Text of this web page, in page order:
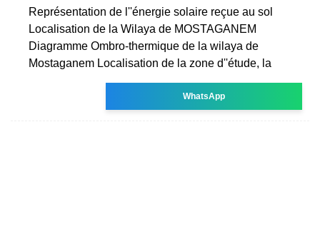
Représentation de l''énergie solaire reçue au sol
Localisation de la Wilaya de MOSTAGANEM
Diagramme Ombro-thermique de la wilaya de
Mostaganem Localisation de la zone d''étude, la
WhatsApp